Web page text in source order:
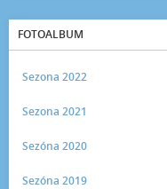
FOTOALBUM
Sezona 2022
Sezona 2021
Sezóna 2020
Sezóna 2019